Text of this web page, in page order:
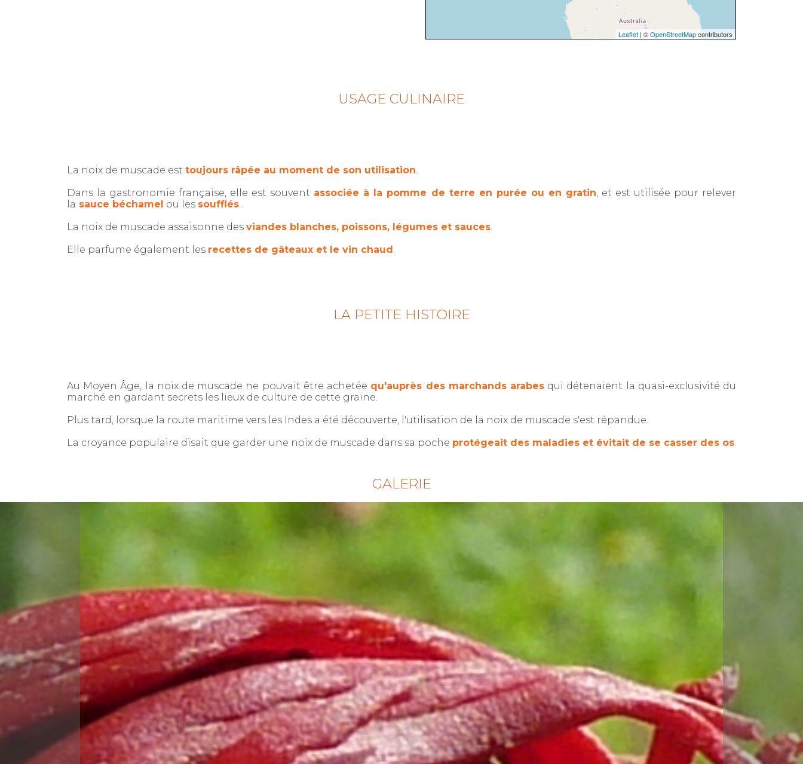
Leaflet | ©OpenStreetMapcontributors
USAGE CULINAIRE
La noix de muscade est toujours râpée au moment de son utilisation.
Dans la gastronomie française, elle est souvent associée à la pomme de terre en purée ou en gratin, et est utilisée pour relever
la sauce béchamel ou les soufflés.
La noix de muscade assaisonne des viandes blanches, poissons, légumes et sauces.
Elle parfume également les recettes de gâteaux et le vin chaud .
LA PETITE HISTOIRE
Au Moyen Âge, la noix de muscade ne pouvait être achetée qu'auprès des marchands arabesqui détenaient la quasi-exclusivité du
marché en gardant secrets les lieux de culture de cette graine.
Plus tard, lorsque la route maritime vers les Indes a été découverte, l'utilisation de la noix de muscade s'est répandue.
La croyance populaire disait que garder une noix de muscade dans sa poche protégeait des maladies et évitait de se casser des os.
GALERIE